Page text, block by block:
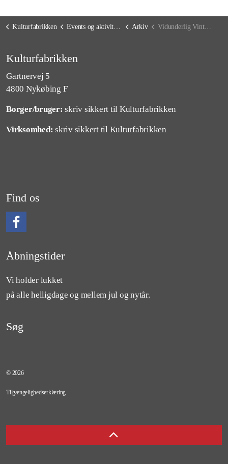
Kulturfabrikken Events og aktiviteter Arkiv Vidunderlig Vinterferie
Kulturfabrikken
Gartnervej 5
4800 Nykøbing F
Borger/bruger: skriv sikkert til Kulturfabrikken
Virksomhed: skriv sikkert til Kulturfabrikken
Find os
Åbningstider
Vi holder lukket
på alle helligdage og mellem jul og nytår.
Søg
© 2026
Tilgængelighedserklæring